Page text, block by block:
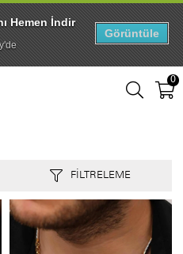
0
FILTRELEME
Hemen İndir
Görüntüle